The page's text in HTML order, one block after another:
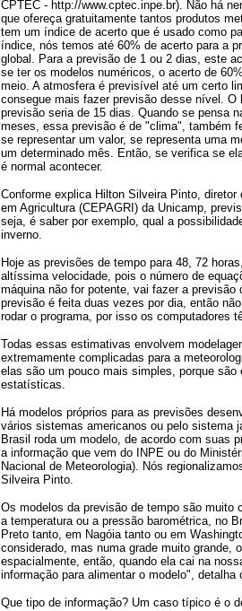
CPTEC - http://www.cptec.inpe.br). Não há
que ofereça gratuitamente tantos produtos
tem um índice de acerto que é usado como
índice, nós temos até 60% de acerto para a
global. Para a previsão de 1 ou 2 dias, este
se ter os modelos numéricos, o acerto de
meio. A atmosfera é previsível até um certo
consegue mais fazer previsão desse nível. O
previsão seria de 15 dias. Quando se pensa
meses, essa previsão é de "clima", também
se representar um valor, se representa uma
um determinado mês. Então, se verifica se
é normal acontecer.
Conforme explica Hilton Silveira Pinto,
em Agricultura (CEPAGRI) da Unicamp,
seja, é saber por exemplo, qual a
inverno.
Hoje as previsões de tempo para 48, 72
altíssima velocidade, pois o número de
máquina não for potente, vai fazer a
previsão é feita duas vezes por dia, então
rodar o programa, por isso os computadores
Todas essas estimativas envolvem
extremamente complicadas para a
elas são um pouco mais simples, porque são
estatísticas.
Há modelos próprios para as previsões
vários sistemas americanos ou pelo sistema
Brasil roda um modelo, de acordo com suas
a informação que vem do INPE ou do
Nacional de Meteorologia). Nós
Silveira Pinto.
Os modelos da previsão de tempo são muito
a temperatura ou a pressão barométrica, no
Preto tanto, em Nagóia tanto ou em
considerado, mas numa grade muito grande,
espacialmente, então, quando ela cai na
informação para alimentar o modelo", detalha
Que tipo de informação? Um caso típico é o